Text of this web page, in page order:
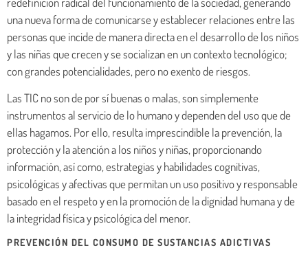
una nueva forma de comunicarse y establecer relaciones entre las
personas que incide de manera directa en el desarrollo de los niños
y las niñas que crecen y se socializan en un contexto tecnológico;
con grandes potencialidades, pero no exento de riesgos.
Las TIC no son de por sí buenas o malas, son simplemente
instrumentos al servicio de lo humano y dependen del uso que de
ellas hagamos. Por ello, resulta imprescindible la prevención, la
protección y la atención a los niños y niñas, proporcionando
información, así como, estrategias y habilidades cognitivas,
psicológicas y afectivas que permitan un uso positivo y responsable
basado en el respeto y en la promoción de la dignidad humana y de
la integridad física y psicológica del menor.
PREVENCIÓN DEL CONSUMO DE SUSTANCIAS ADICTIVAS